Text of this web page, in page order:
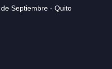
Septiembre - Quito